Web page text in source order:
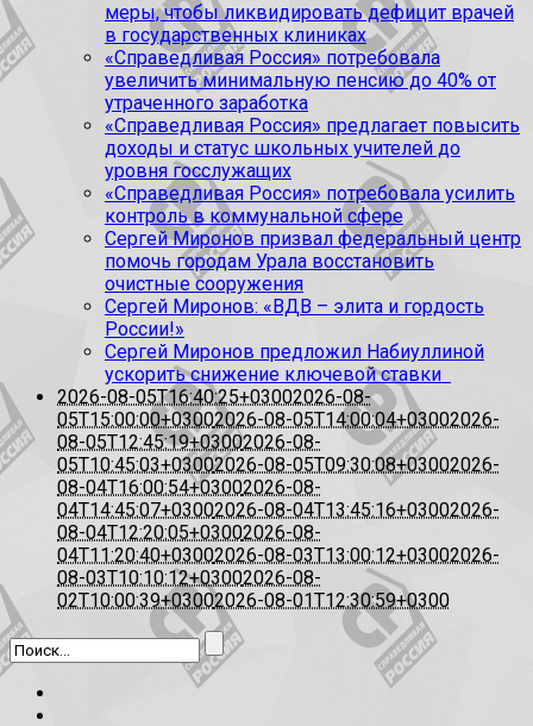
меры, чтобы ликвидировать дефицит врачей
в государственных клиниках
«Справедливая Россия» потребовала
увеличить минимальную пенсию до 40% от
утраченного заработка
«Справедливая Россия» предлагает повысить
доходы и статус школьных учителей до
уровня госслужащих
«Справедливая Россия» потребовала усилить
контроль в коммунальной сфере
Сергей Миронов призвал федеральный центр
помочь городам Урала восстановить
очистные сооружения
Сергей Миронов: «ВДВ – элита и гордость
России!»
Сергей Миронов предложил Набиуллиной
ускорить снижение ключевой ставки
2026-08-05T16:40:25+03002026-08-
05T15:00:00+03002026-08-05T14:00:04+03002026-
08-05T12:45:19+03002026-08-
05T10:45:03+03002026-08-05T09:30:08+03002026-
08-04T16:00:54+03002026-08-
04T14:45:07+03002026-08-04T13:45:16+03002026-
08-04T12:20:05+03002026-08-
04T11:20:40+03002026-08-03T13:00:12+03002026-
08-03T10:10:12+03002026-08-
02T10:00:39+03002026-08-01T12:30:59+0300